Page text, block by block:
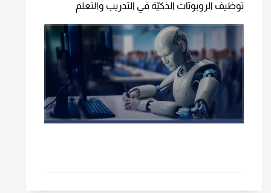
توظيف الروبوتات الذكيّة في التدريب والتعلم